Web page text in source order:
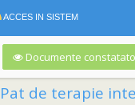
ACCES IN SISTEM
Documente
Pat de terapie